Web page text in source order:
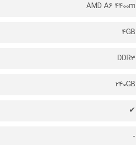
AMD A6 4400m
4GB
DDR3
240GB
✔
-